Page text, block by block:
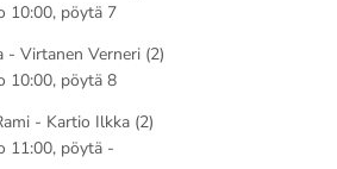
10:00, pöytä 7
Virtanen Verneri (2)
10:00, pöytä 8
- Kartio Ilkka (2)
11:00, pöytä -